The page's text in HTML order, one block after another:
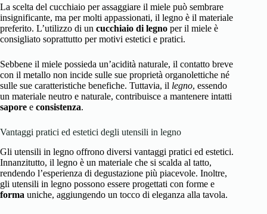
La scelta del cucchiaio per assaggiare il miele può sembrare
insignificante, ma per molti appassionati, il legno è il materiale
preferito. L’utilizzo di un cucchiaio di legno per il miele è
consigliato soprattutto per motivi estetici e pratici.
Sebbene il miele possieda un’acidità naturale, il contatto breve
con il metallo non incide sulle sue proprietà organolettiche né
sulle sue caratteristiche benefiche. Tuttavia, il legno, essendo
un materiale neutro e naturale, contribuisce a mantenere intatti
sapore e consistenza.
Vantaggi pratici ed estetici degli utensili in legno
Gli utensili in legno offrono diversi vantaggi pratici ed estetici.
Innanzitutto, il legno è un materiale che si scalda al tatto,
rendendo l’esperienza di degustazione più piacevole. Inoltre,
gli utensili in legno possono essere progettati con forme e
forma uniche, aggiungendo un tocco di eleganza alla tavola.